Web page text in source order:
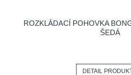
ROZKLÁDACÍ POHOVKA
ŠEDÁ
DETAIL